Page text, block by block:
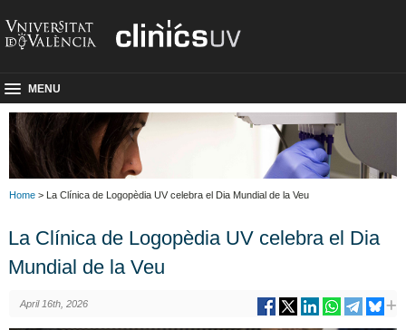
MENU
Home > La Clínica de Logopèdia UV celebra el Dia Mundial de la Veu
La Clínica de Logopèdia UV celebra el Dia
Mundial de la Veu
April 16th, 2026